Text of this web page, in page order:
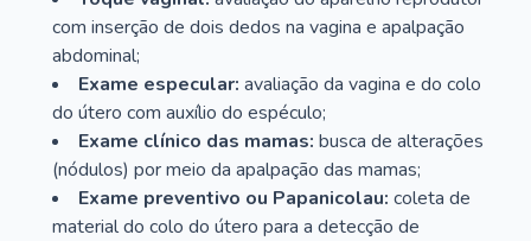
com inserção de dois dedos na vagina e apalpação
abdominal;
Exame especular: avaliação da vagina e do colo
do útero com auxílio do espéculo;
Exame clínico das mamas: busca de alterações
(nódulos) por meio da apalpação das mamas;
Exame preventivo ou Papanicolau: coleta de
material do colo do útero para a detecção de